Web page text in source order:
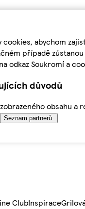
abychom
případě
odkaz Soukromí a
důvodů
obsahu
Seznam partnerů.
ClubInspirace